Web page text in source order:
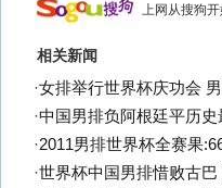
上网从搜狗开
相关新闻
·女排举行世界杯庆功会
·中国男排负阿根廷平历
·2011男排世界杯全赛果
·世界杯中国男排惜败古